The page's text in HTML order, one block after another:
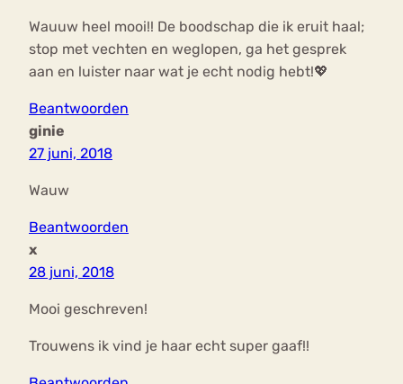
Wauuw heel mooi!! De boodschap die ik eruit haal;
stop met vechten en weglopen, ga het gesprek
aan en luister naar wat je echt nodig hebt!💖
Beantwoorden
ginie
27 juni, 2018
Wauw
Beantwoorden
x
28 juni, 2018
Mooi geschreven!
Trouwens ik vind je haar echt super gaaf!!